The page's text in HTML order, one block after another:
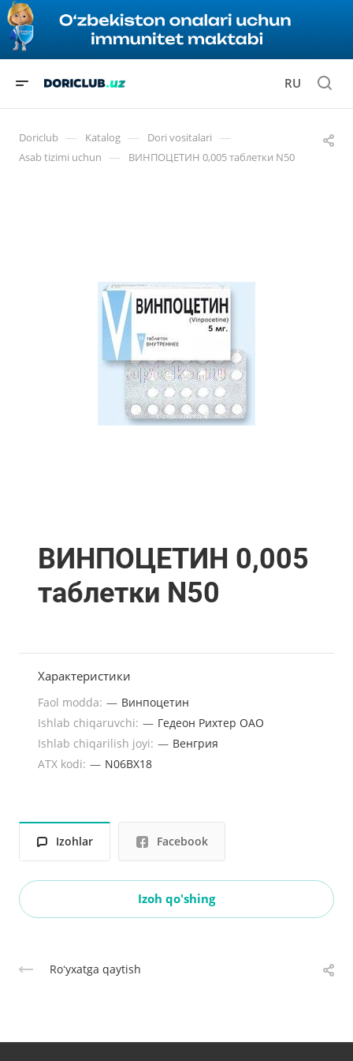
RU
Doriclub — Katalog — Dori vositalari —
Asab tizimi uchun — ВИНПОЦЕТИН 0,005 таблетки N50
ВИНПОЦЕТИН 0,005
таблетки N50
Характеристики
Faol modda: — Винпоцетин
Ishlab chiqaruvchi: — Гедеон Рихтер ОАО
Ishlab chiqarilish joyi: — Венгрия
ATX kodi: — N06BX18
Izohlar Facebook
Izoh qo'shing
Roʻyxatga qaytish